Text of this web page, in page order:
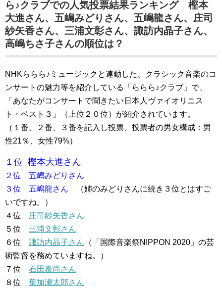
ら♪クラブでの人気投票結果ランキング 樫本
大進さん、五嶋みどりさん、五嶋龍さん、庄司
紗矢香さん、三浦文彰さん、諏訪内晶子さん、
高嶋ちさ子さんの順位は？
NHKららら♪ミュージックと連動した、クラシック音楽のコ
ンサートの魅力等を紹介している「ららら♪クラブ」で、
「あなたがコンサートで聞きたい日本人ヴァイオリニス
ト・ベスト３」（上位２０位）が紹介されています。
（１番、２番、３番を記入し投票、投票者の男女構成：男
性21％、女性79%）
１位 樫本大進さん
２位 五嶋みどりさん
３位 五嶋龍さん （姉のみどりさんに続き３位とはすご
いですね。）
４位
庄司紗矢香さん
５位 三浦文彰さん
６位 諏訪内晶子さん （「国際音楽祭NIPPON 2020」の芸
術監督を務めていますね。）
７位 石田泰尚さん
８位 葉加瀬太郎さん